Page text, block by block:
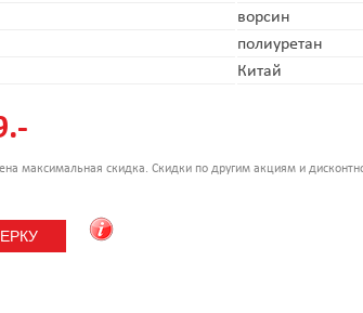
ворсин
полиуретан
Китай
максимальная скидка. Скидки по другим акциям и